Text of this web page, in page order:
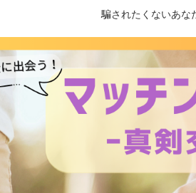
騙されたくないあな